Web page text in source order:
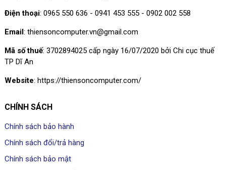
Điện thoại: 0965 550 636 - 0941 453 555 - 0902 002 558
Email : thiensoncomputer.vn@gmail.com
Mã số thuế: 3702894025 cấp ngày 16/07/2020 bởi Chi cục thuế
TP Dĩ An
Website: https://thiensoncomputer.com/
CHÍNH SÁCH
Chính sách bảo hành
Chính sách đổi/trả hàng
Chính sách bảo mật